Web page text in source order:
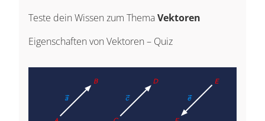
Teste dein Wissen zum ThemaVektoren
Eigenschaften von Vektoren – Quiz